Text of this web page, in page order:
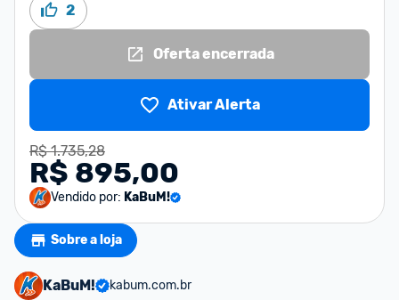
2
Oferta encerrada
Ativar Alerta
R$ 1.735,28
R$ 895,00
Vendido por: KaBuM!
Sobre a loja
KaBuM!
kabum.com.br